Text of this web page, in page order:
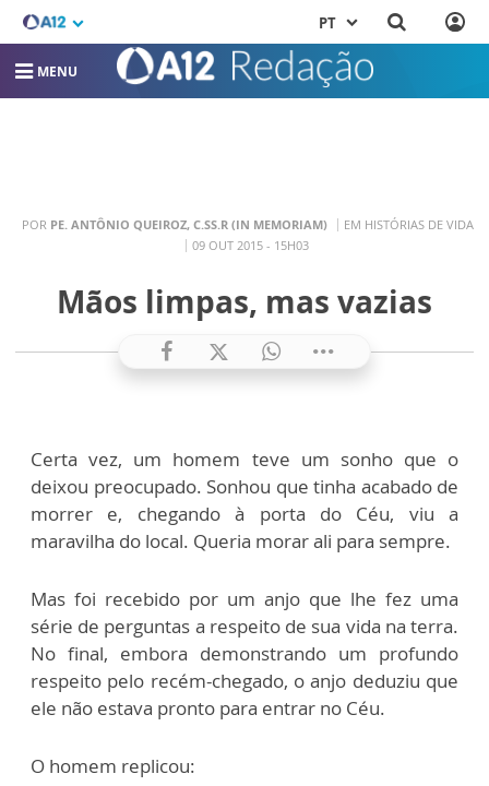
PT
MENU
POR PE. ANTÔNIO QUEIROZ, C.SS.R (IN MEMORIAM)
EM HISTÓRIAS DE VIDA
09 OUT 2015 - 15H03
Mãos limpas, mas vazias
Certa vez, um homem teve um sonho que o
deixou preocupado. Sonhou que tinha acabado de
morrer e, chegando à porta do Céu, viu a
maravilha do local. Queria morar ali para sempre.
Mas foi recebido por um anjo que lhe fez uma
série de perguntas a respeito de sua vida na terra.
No final, embora demonstrando um profundo
respeito pelo recém-chegado, o anjo deduziu que
ele não estava pronto para entrar no Céu.
O homem replicou: